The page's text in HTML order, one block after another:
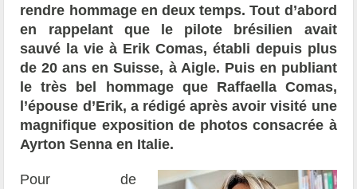
rendre hommage en deux temps. Tout d’abord
en rappelant que le pilote brésilien avait
sauvé la vie à Erik Comas, établi depuis plus
de 20 ans en Suisse, à Aigle. Puis en publiant
le très bel hommage que Raffaella Comas,
l’épouse d’Erik, a rédigé après avoir visité une
magnifique exposition de photos consacrée à
Ayrton Senna en Italie.
Pour de